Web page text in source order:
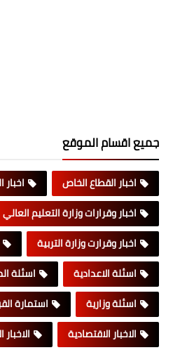
جميع اقسام الموقع
اخبار القطاع الخاص
اخبار
اخبار وقرارات وزارة التعليم العالي
اخبار وقرارت وزارة التربية
اسئلة الاعدادية
اسئلة
اسئلة وزارية
استمارة
الاخبار الاقتصادية
الاخبار